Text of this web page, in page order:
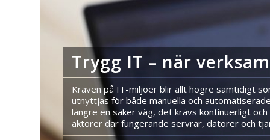
Trygg IT – när
Kraven på IT-miljöer blir allt högre samtidigt
utnyttjas för både manuella och
längre en säker väg, det krävs kontinuerligt
aktörer där fungerande servrar, datorer och